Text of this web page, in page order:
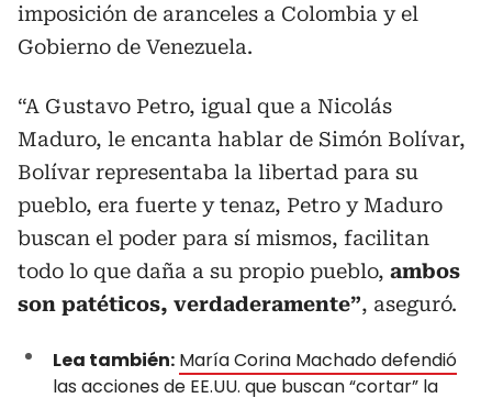
imposición de aranceles a Colombia y el
Gobierno de Venezuela.
“A Gustavo Petro, igual que a Nicolás
Maduro, le encanta hablar de Simón Bolívar,
Bolívar representaba la libertad para su
pueblo, era fuerte y tenaz, Petro y Maduro
buscan el poder para sí mismos, facilitan
todo lo que daña a su propio pueblo, ambos
son patéticos, verdaderamente”, aseguró.
Lea también: María Corina Machado defendió
las acciones de EE.UU. que buscan “cortar” la